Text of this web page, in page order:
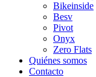
Bikeinside
Besv
Pivot
Onyx
Zero Flats
Quiénes somos
Contacto